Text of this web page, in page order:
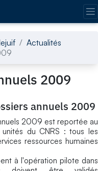
Actualités
2009
annuels 2009
2009 est reportée au
du CNRS : tous les
ressources humaines
à l'opération pilote dans